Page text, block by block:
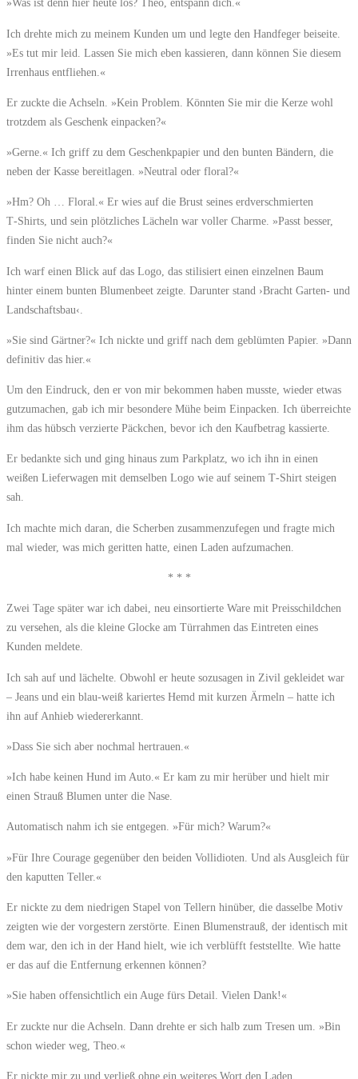
»Was ist denn hier heute los? Theo, entspann dich.«
Ich drehte mich zu meinem Kunden um und legte den Handfeger beiseite.
»Es tut mir leid. Lassen Sie mich eben kassieren, dann können Sie diesem
Irrenhaus entfliehen.«
Er zuckte die Achseln. »Kein Problem. Könnten Sie mir die Kerze wohl
trotzdem als Geschenk einpacken?«
»Gerne.« Ich griff zu dem Geschenkpapier und den bunten Bändern, die
neben der Kasse bereitlagen. »Neutral oder floral?«
»Hm? Oh … Floral.« Er wies auf die Brust seines erdverschmierten
T‑‍Shirts, und sein plötzliches Lächeln war voller Charme. »Passt besser,
finden Sie nicht auch?«
Ich warf einen Blick auf das Logo, das stilisiert einen einzelnen Baum
hinter einem bunten Blumenbeet zeigte. Darunter stand ›Bracht Garten‑ und
Landschaftsbau‹.
»Sie sind Gärtner?« Ich nickte und griff nach dem geblümten Papier. »Dann
definitiv das hier.«
Um den Eindruck, den er von mir bekommen haben musste, wieder etwas
gutzumachen, gab ich mir besondere Mühe beim Einpacken. Ich überreichte
ihm das hübsch verzierte Päckchen, bevor ich den Kaufbetrag kassierte.
Er bedankte sich und ging hinaus zum Parkplatz, wo ich ihn in einen
weißen Lieferwagen mit demselben Logo wie auf seinem T‑‍Shirt steigen
sah.
Ich machte mich daran, die Scherben zusammenzufegen und fragte mich
mal wieder, was mich geritten hatte, einen Laden aufzumachen.
* * *
Zwei Tage später war ich dabei, neu einsortierte Ware mit Preisschildchen
zu versehen, als die kleine Glocke am Türrahmen das Eintreten eines
Kunden meldete.
Ich sah auf und lächelte. Obwohl er heute sozusagen in Zivil gekleidet war
– Jeans und ein blau-weiß kariertes Hemd mit kurzen Ärmeln – hatte ich
ihn auf Anhieb wiedererkannt.
»Dass Sie sich aber nochmal hertrauen.«
»Ich habe keinen Hund im Auto.« Er kam zu mir herüber und hielt mir
einen Strauß Blumen unter die Nase.
Automatisch nahm ich sie entgegen. »Für mich? Warum?«
»Für Ihre Courage gegenüber den beiden Vollidioten. Und als Ausgleich für
den kaputten Teller.«
Er nickte zu dem niedrigen Stapel von Tellern hinüber, die dasselbe Motiv
zeigten wie der vorgestern zerstörte. Einen Blumenstrauß, der identisch mit
dem war, den ich in der Hand hielt, wie ich verblüfft feststellte. Wie hatte
er das auf die Entfernung erkennen können?
»Sie haben offensichtlich ein Auge fürs Detail. Vielen Dank!«
Er zuckte nur die Achseln. Dann drehte er sich halb zum Tresen um. »Bin
schon wieder weg, Theo.«
Er nickte mir zu und verließ ohne ein weiteres Wort den Laden.